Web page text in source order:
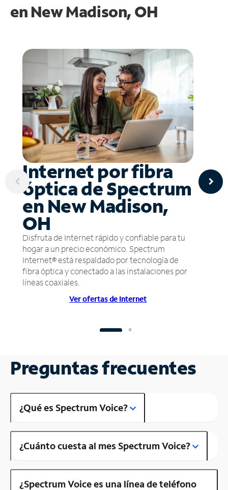
en New Madison, OH
Internet por fibra
óptica de Spectrum
en New Madison,
OH
Disfruta de Internet rápido y confiable para tu
hogar a un precio económico. Spectrum
Internet® está respaldado por tecnología de
fibra óptica y conectado a las instalaciones por
líneas coaxiales.
Ver ofertas de Internet
Preguntas frecuentes
¿Qué es Spectrum Voice?
¿Cuánto cuesta al mes Spectrum Voice?
¿Spectrum Voice es una línea de teléfono